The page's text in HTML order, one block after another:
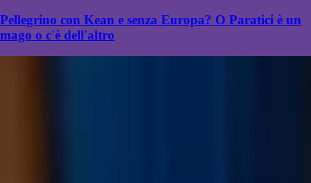
Pellegrino con Kean e senza Europa? O Paratici è un
mago o c'è dell'altro